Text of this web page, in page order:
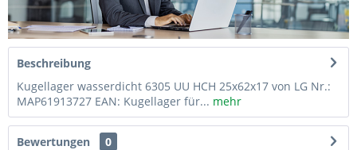
Beschreibung
Kugellager wasserdicht 6305 UU HCH 25x62x17 von LG Nr.:
MAP61913727 EAN: Kugellager für... mehr
Bewertungen
0